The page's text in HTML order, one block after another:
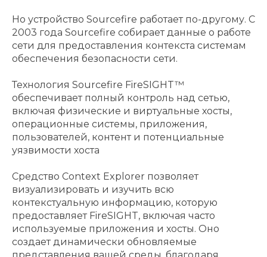
Но устройство Sourcefire работает по-другому. С
2003 года Sourcefire собирает данные о работе
сети для предоставления контекста системам
обеспечения безопасности сети.
Технология Sourcefire FireSIGHT™
обеспечивает полный контроль над сетью,
включая физические и виртуальные хосты,
операционные системы, приложения,
пользователей, контент и потенциальные
уязвимости хоста
Средство Context Explorer позволяет
визуализировать и изучить всю
контекстуальную информацию, которую
предоставляет FireSIGHT, включая часто
используемые приложения и хосты. Оно
создает динамически обновляемые